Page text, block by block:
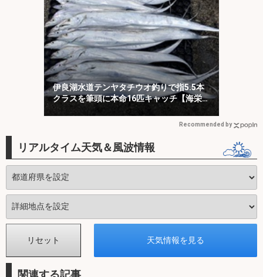
伊良湖水道テンヤタチウオ釣りで指5.5本
クラスを筆頭に本命16匹キャッチ【海栄
Recommended by
リアルタイム天気＆風波情報
関連する記事